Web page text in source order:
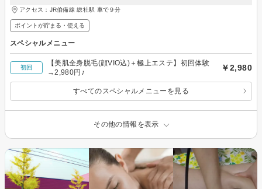
アクセス：JR伯備線 総社駅 車で９分
ポイントが貯まる・使える
スペシャルメニュー
初回
【美肌全身脱毛(顔VIO込)＋極上エステ】初回体験
→2,980円♪
￥2,980
すべてのスペシャルメニューを見る
その他の情報を表示